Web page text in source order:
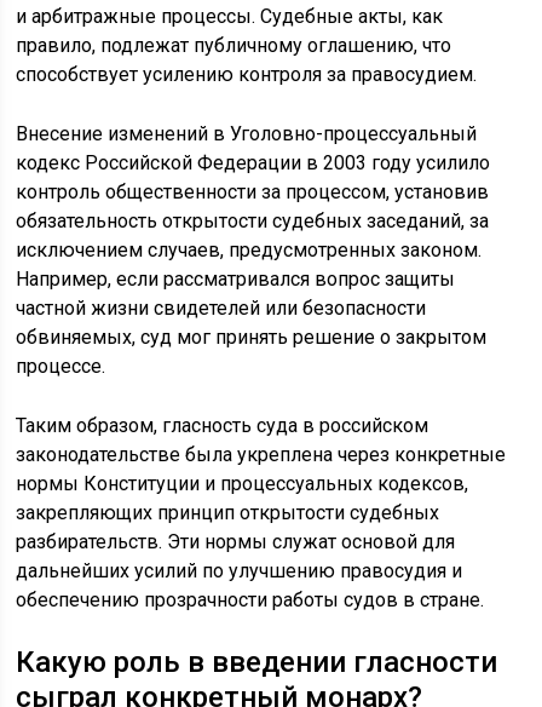
и арбитражные процессы. Судебные акты, как
правило, подлежат публичному оглашению, что
способствует усилению контроля за правосудием.
Внесение изменений в Уголовно-процессуальный
кодекс Российской Федерации в 2003 году усилило
контроль общественности за процессом, установив
обязательность открытости судебных заседаний, за
исключением случаев, предусмотренных законом.
Например, если рассматривался вопрос защиты
частной жизни свидетелей или безопасности
обвиняемых, суд мог принять решение о закрытом
процессе.
Таким образом, гласность суда в российском
законодательстве была укреплена через конкретные
нормы Конституции и процессуальных кодексов,
закрепляющих принцип открытости судебных
разбирательств. Эти нормы служат основой для
дальнейших усилий по улучшению правосудия и
обеспечению прозрачности работы судов в стране.
Какую роль в введении гласности
сыграл конкретный монарх?